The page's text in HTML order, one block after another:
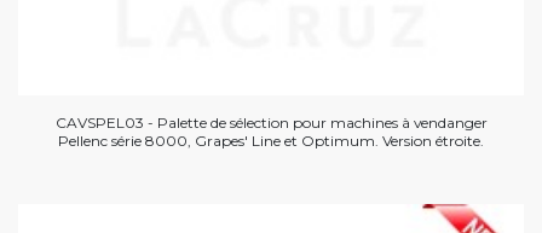
CAVSPEL03 - Palette de sélection pour machines à vendanger
Pellenc série 8000, Grapes' Line et Optimum. Version étroite.